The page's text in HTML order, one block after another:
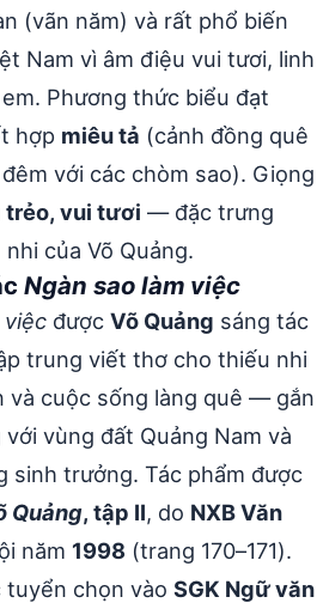
(vãn năm) và rất phổ biến
Nam vì âm điệu vui tươi, linh
Phương thức biểu đạt
hợp miêu tả (cảnh đồng quê
với các chòm sao). Giọng
trẻo, vui tươi — đặc trưng
của Võ Quảng.
Ngàn sao làm việc
việc được Võ Quảng sáng tác
trung viết thơ cho thiếu nhi
và cuộc sống làng quê — gắn
vùng đất Quảng Nam và
sinh trưởng. Tác phẩm được
Quảng, tập II, do NXB Văn
năm 1998 (trang 170–171).
tuyển chọn vào SGK Ngữ văn